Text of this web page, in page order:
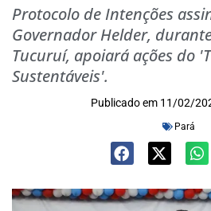
Protocolo de Intenções
Governador Helder,
Tucuruí, apoiará ações do
Sustentáveis'.
Publicado em 11/02/
Pará